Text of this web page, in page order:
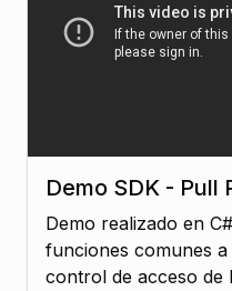
Demo SDK - Pull
Demo realizado en
funciones comunes
control de acceso de